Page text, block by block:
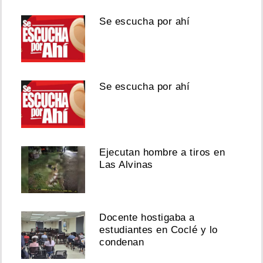
Se escucha por ahí
Se escucha por ahí
Ejecutan hombre a tiros en
Las Alvinas
Docente hostigaba a
estudiantes en Coclé y lo
condenan